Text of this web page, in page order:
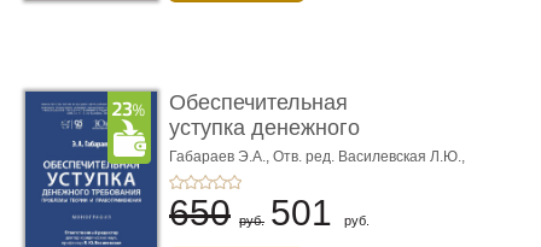
Обеспечительная
уступка денежного
требования ...
Габараев Э.А., Отв. ред. Василевская Л.Ю.,
вступ. сл. Каретина М.Г.
650 руб. 501 руб.